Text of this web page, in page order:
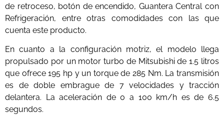
de retroceso, botón de encendido, Guantera Central con
Refrigeración, entre otras comodidades con las que
cuenta este producto.
En cuanto a la configuración motriz, el modelo llega
propulsado por un motor turbo de Mitsubishi de 1.5 litros
que ofrece 195 hp y un torque de 285 Nm. La transmisión
es de doble embrague de 7 velocidades y tracción
delantera. La aceleración de 0 a 100 km/h es de 6.5
segundos.